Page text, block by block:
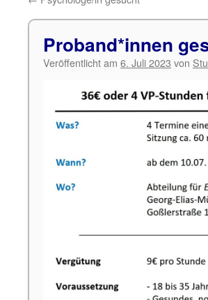
Proband*innen
Veröffentlicht am 6. Juli 2023 von